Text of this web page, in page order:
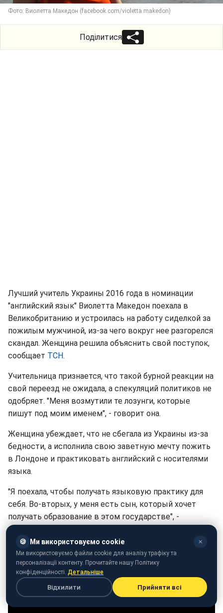
Фото: Виолетта Македон (facebook.com/violetta.makedon)
Поділитися
Лучший учитель Украины 2016 года в номинации
"английский язык" Виолетта Македон поехала в
Великобританию и устроилась на работу сиделкой за
пожилым мужчиной, из-за чего вокруг нее разгорелся
скандал. Женщина решила объяснить свой поступок,
сообщает ТСН.
Учительница признается, что такой бурной реакции на
свой переезд не ожидала, а спекуляций политиков не
одобряет. "Меня возмутили те лозунги, которые
пишут под моим именем", - говорит она.
Женщина убеждает, что не сбегала из Украины из-за
бедности, а исполнила свою заветную мечту пожить
в Лондоне и практиковать английский с носителями
языка.
"Я поехала, чтобы получать языковую практику для
себя. Во-вторых, у меня есть сын, который хочет
получать образование в этом государстве", -
пояснила Македон.
🍪 Ми використовуємо cookie ✕
Ми використовуємо файли cookie для аналізу трафіку та
персоналізації контенту. Прочитайте нашу Політику
конфіденційності. Детальніше
Відхилити Прийняти всі